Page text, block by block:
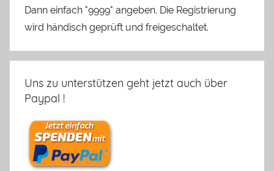
Dann einfach "9999" angeben. Die Registrierung
wird händisch geprüft und freigeschaltet.
Uns zu unterstützen geht jetzt auch über
Paypal !